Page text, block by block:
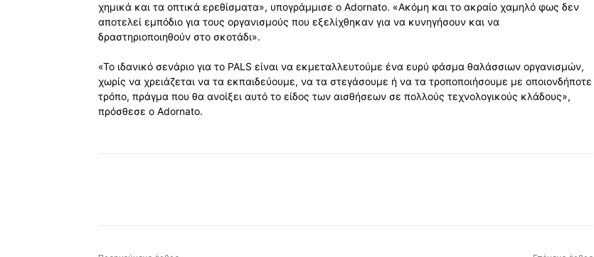
χημικά και τα οπτικά ερεθίσματα», υπογράμμισε ο Adornato. «Ακόμη και το ακραίο χαμηλό φως δεν
αποτελεί εμπόδιο για τους οργανισμούς που εξελίχθηκαν για να κυνηγήσουν και να
δραστηριοποιηθούν στο σκοτάδι».
«Το ιδανικό σενάριο για το PALS είναι να εκμεταλλευτούμε ένα ευρύ φάσμα θαλάσσιων οργανισμών,
χωρίς να χρειάζεται να τα εκπαιδεύουμε, να τα στεγάσουμε ή να τα τροποποιήσουμε με οποιονδήποτε
τρόπο, πράγμα που θα ανοίξει αυτό το είδος των αισθήσεων σε πολλούς τεχνολογικούς κλάδους»,
πρόσθεσε ο Adornato.